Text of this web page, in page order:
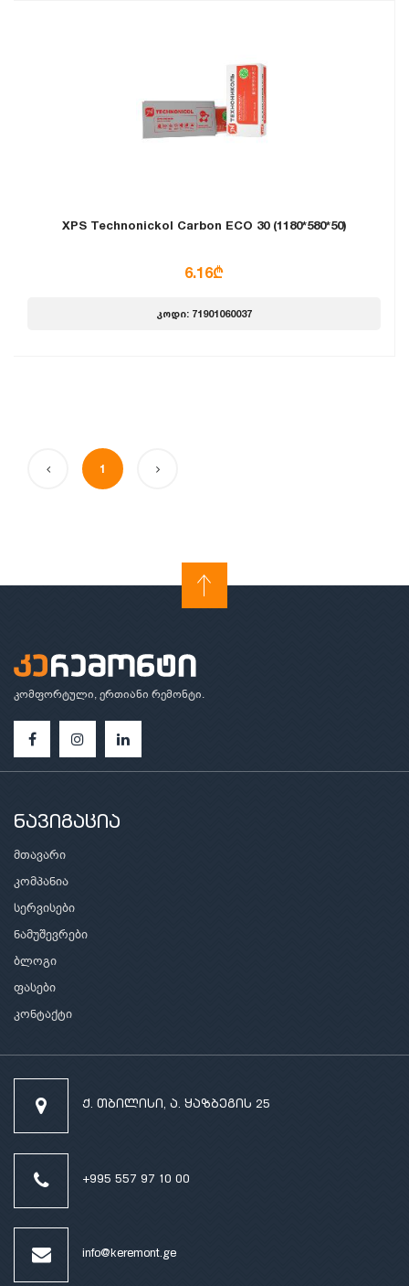
XPS Technonickol Carbon ECO 30 (1180*580*50)
6.16₾
კოდი: 71901060037
1
კომფორტული, ერთიანი რემონტი.
ნავიგაცია
მთავარი
კომპანია
სერვისები
ნამუშევრები
ბლოგი
ფასები
კონტაქტი
ქ. თბილისი, ა. ყაზბეგის 25
+995 557 97 10 00
info@keremont.ge